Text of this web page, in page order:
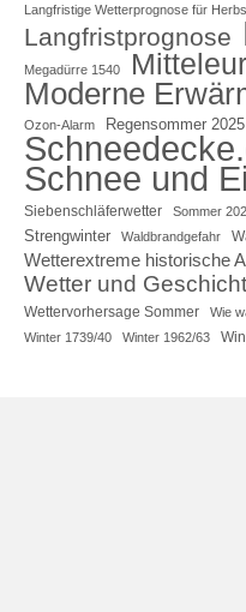
Langfristige Wetterprognose für
Langfristprognose
Megadürre 1540
Moderne
Ozon-Alarm
Regensommer 2025
Schnee und
Siebenschläferwetter Sommer
Strengwinter Waldbrandgefahr
Wetterextreme historische
Wetter und
Wettervorhersage Sommer
Wie
Winter 1739/40
Winter 1962/63